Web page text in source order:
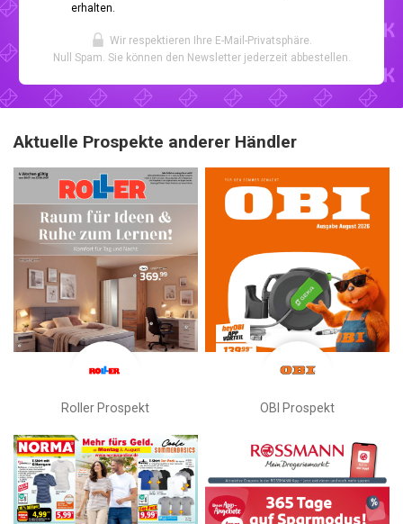
erhalten.
Wir respektieren Ihre E-Mail-Privatsphäre.
Null Spam. Sie können den Newsletter jederzeit abbestellen.
Aktuelle Prospekte anderer Händler
Roller Prospekt OBI Prospekt